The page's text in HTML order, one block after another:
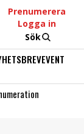
Prenumerera
Logga in
Sök
EVENT